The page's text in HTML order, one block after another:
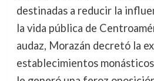
destinadas a reducir la
la vida pública de
audaz, Morazán decretó la
establecimientos